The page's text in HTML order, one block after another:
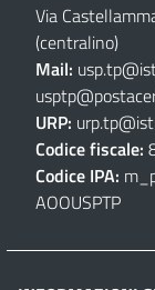
Via
(centralino)
Mail:
URP:
Codice fiscale:
Codice IPA:
AOOUSPTP